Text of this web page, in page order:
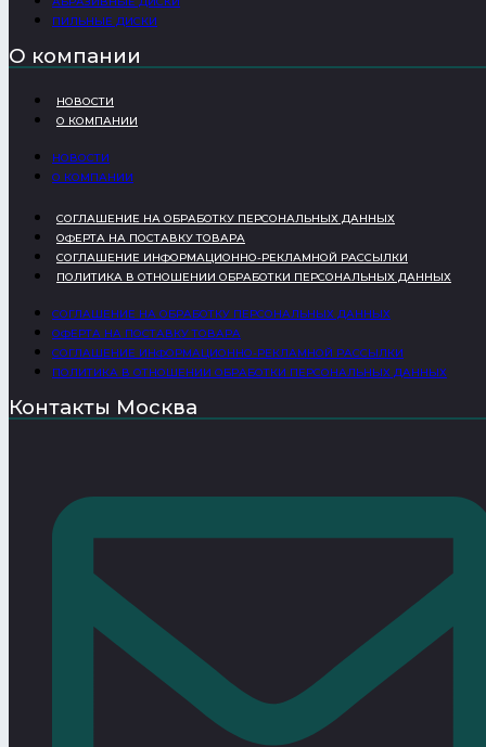
ПИЛЬНЫЕ ДИСКИ
О компании
НОВОСТИ
О КОМПАНИИ
НОВОСТИ
О КОМПАНИИ
СОГЛАШЕНИЕ НА ОБРАБОТКУ ПЕРСОНАЛЬНЫХ ДАННЫХ
ОФЕРТА НА ПОСТАВКУ ТОВАРА
СОГЛАШЕНИЕ ИНФОРМАЦИОННО-РЕКЛАМНОЙ РАССЫЛКИ
ПОЛИТИКА В ОТНОШЕНИИ ОБРАБОТКИ ПЕРСОНАЛЬНЫХ ДАННЫХ
СОГЛАШЕНИЕ НА ОБРАБОТКУ ПЕРСОНАЛЬНЫХ ДАННЫХ
ОФЕРТА НА ПОСТАВКУ ТОВАРА
СОГЛАШЕНИЕ ИНФОРМАЦИОННО-РЕКЛАМНОЙ РАССЫЛКИ
ПОЛИТИКА В ОТНОШЕНИИ ОБРАБОТКИ ПЕРСОНАЛЬНЫХ ДАННЫХ
Контакты Москва